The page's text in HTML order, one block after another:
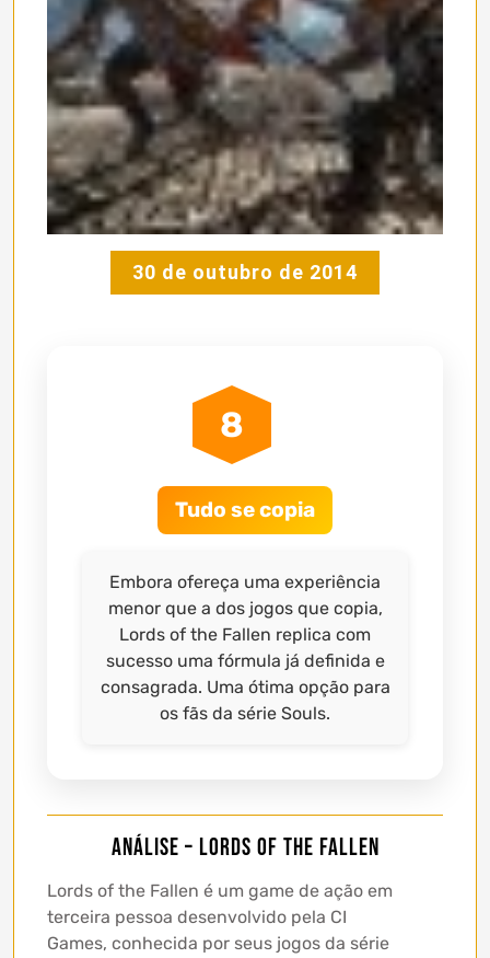
30 de outubro de 2014
8
Tudo se copia
Embora ofereça uma experiência
menor que a dos jogos que copia,
Lords of the Fallen replica com
sucesso uma fórmula já definida e
consagrada. Uma ótima opção para
os fãs da série Souls.
Análise – Lords of the Fallen
Lords of the Fallen é um game de ação em
terceira pessoa desenvolvido pela CI
Games, conhecida por seus jogos da série